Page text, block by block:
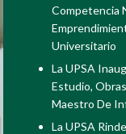
Competencia
Universitario
La UPSA
Estudio,
Maestro De
La UPSA